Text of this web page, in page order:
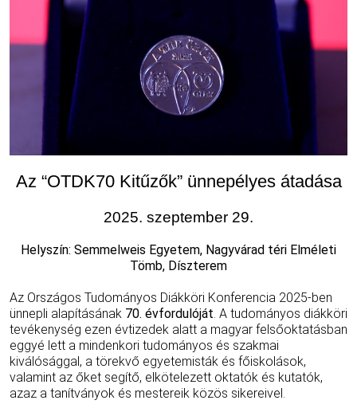
Az “OTDK70 Kitűzők” ünnepélyes átadása
2025. szeptember 29.
Helyszín: Semmelweis Egyetem, Nagyvárad téri Elméleti
Tömb, Díszterem
Az Országos Tudományos Diákköri Konferencia 2025-ben
ünnepli alapításának 70. évfordulóját. A tudományos diákköri
tevékenység ezen évtizedek alatt a magyar felsőoktatásban
eggyé lett a mindenkori tudományos és szakmai
kiválósággal, a törekvő egyetemisták és főiskolások,
valamint az őket segítő, elkötelezett oktatók és kutatók,
azaz a tanítványok és mestereik közös sikereivel.